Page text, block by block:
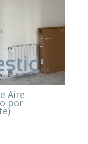
Aire
por